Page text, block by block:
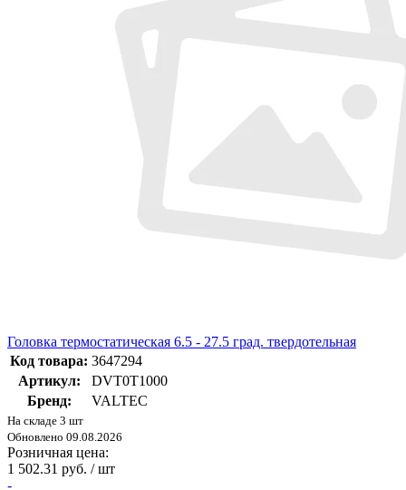
Головка термостатическая 6.5 - 27.5 град. твердотельная
Код товара: 3647294
Артикул:
DVT0T1000
Бренд:
VALTEC
На складе 3 шт
Обновлено 09.08.2026
Розничная цена:
1 502.31 руб. / шт
-